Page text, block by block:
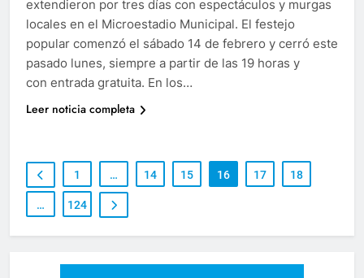
extendieron por tres días con espectáculos y murgas
locales en el Microestadio Municipal. El festejo
popular comenzó el sábado 14 de febrero y cerró este
pasado lunes, siempre a partir de las 19 horas y
con entrada gratuita. En los…
Leer noticia completa
1 … 14 15 16 17 18
… 124